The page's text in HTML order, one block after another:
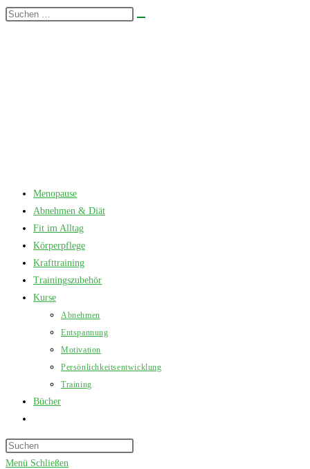
Zum
Diese
Menopause
Abnehmen & Diät
Fit im Alltag
Körperpflege
Krafttraining
Trainingszubehör
Kurse
Abnehmen
Entspannung
Motivation
Persönlichkeitsentwicklung
Training
Bücher
umschalten
Menü Schließen